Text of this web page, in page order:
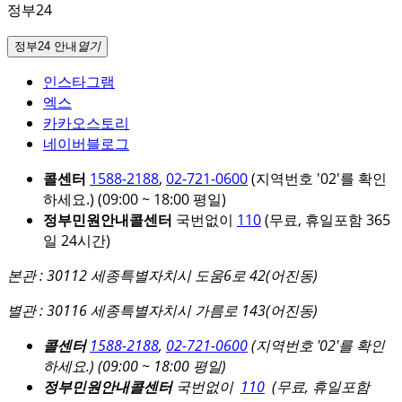
정부24
정부24 안내 열기
인스타그램
엑스
카카오스토리
네이버블로그
콜센터 1588-2188, 02-721-0600(지역번호 '02'를 확인
하세요.) (09:00 ~ 18:00 평일)
정부민원안내콜센터 국번없이 110(무료, 휴일포함 365
일 24시간)
본관 : 30112 세종특별자치시 도움6로 42(어진동)
별관 : 30116 세종특별자치시 가름로 143(어진동)
콜센터 1588-2188, 02-721-0600(지역번호 '02'를 확인
하세요.) (09:00 ~ 18:00 평일)
정부민원안내콜센터국번없이 110 (무료, 휴일포함